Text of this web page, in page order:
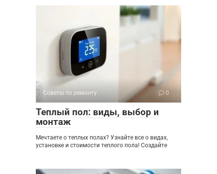
Советы по ремонту 0
Теплый пол: виды, выбор и
монтаж
Мечтаете о теплых полах? Узнайте все о видах,
установке и стоимости теплого пола! Создайте